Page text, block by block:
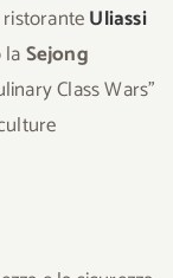
Uliassi
Sejong
Class Wars”